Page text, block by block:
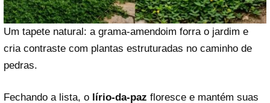
Um tapete natural: a grama-amendoim forra o jardim e
cria contraste com plantas estruturadas no caminho de
pedras.
Fechando a lista, o lírio-da-paz floresce e mantém suas